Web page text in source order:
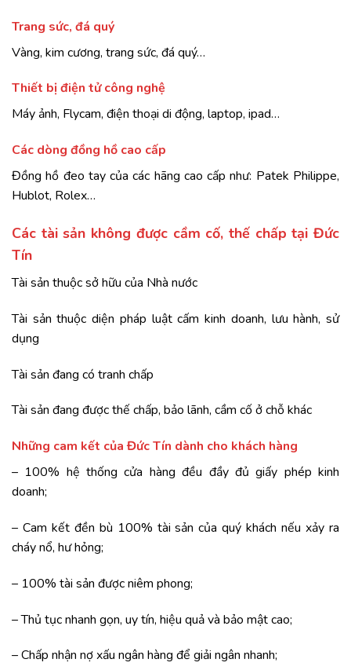
Trang sức, đá quý
Vàng, kim cương, trang sức, đá quý…
Thiết bị điện tử công nghệ
Máy ảnh, Flycam, điện thoại di động, laptop, ipad…
Các dòng đồng hồ cao cấp
Đồng hồ đeo tay của các hãng cao cấp như: Patek Philippe,
Hublot, Rolex…
Các tài sản không được cầm cố, thế chấp tại Đức
Tín
Tài sản thuộc sở hữu của Nhà nước
Tài sản thuộc diện pháp luật cấm kinh doanh, lưu hành, sử
dụng
Tài sản đang có tranh chấp
Tài sản đang được thế chấp, bảo lãnh, cầm cố ở chỗ khác
Những cam kết của Đức Tín dành cho khách hàng
– 100% hệ thống cửa hàng đều đầy đủ giấy phép kinh
doanh;
– Cam kết đền bù 100% tài sản của quý khách nếu xảy ra
cháy nổ, hư hỏng;
– 100% tài sản được niêm phong;
– Thủ tục nhanh gọn, uy tín, hiệu quả và bảo mật cao;
– Chấp nhận nợ xấu ngân hàng để giải ngân nhanh;